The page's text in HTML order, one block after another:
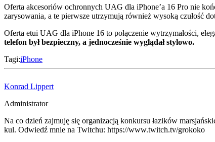
Oferta akcesoriów ochronnych UAG dla iPhone’a 16 Pro nie
zarysowania, a te pierwsze utrzymują również wysoką czułość
Oferta etui UAG dla iPhone 16 to połączenie wytrzymałości,
telefon był bezpieczny, a jednocześnie wyglądał stylowo.
Tagi:iPhone
Konrad Lippert
Administrator
Na co dzień zajmuję się organizacją konkursu łazików
kul. Odwiedź mnie na Twitchu: https://www.twitch.tv/grokoko